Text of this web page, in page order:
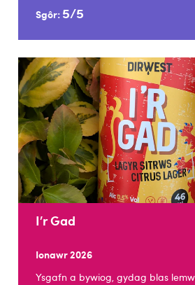
Sgôr: 5/5
I’r Gad
Ionawr 2026
Ysgafn a bywiog, gydag blas